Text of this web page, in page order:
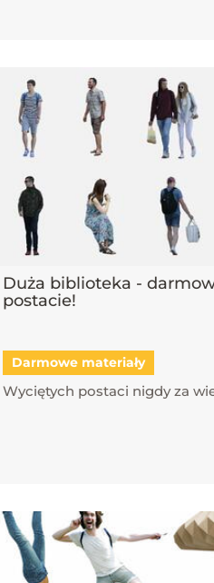
Duża biblioteka -
postacie!
Darmowe materiały
Wyciętych postaci nigdy za